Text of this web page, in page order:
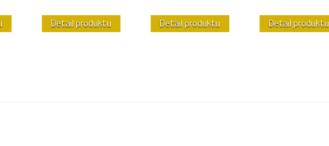
Detail produktu Detail produktu Detail produktu